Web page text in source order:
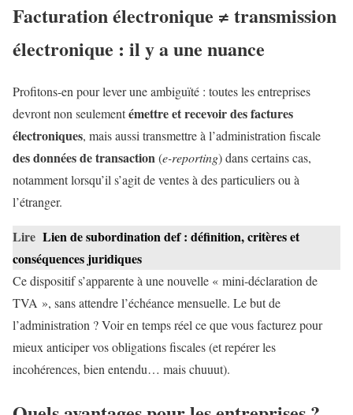
Facturation électronique ≠ transmission
électronique : il y a une nuance
Profitons-en pour lever une ambiguïté : toutes les entreprises
devront non seulementémettre et recevoir des factures
électroniques, mais aussi transmettre à l’administration fiscale
des données de transaction(e-reporting) dans certains cas,
notamment lorsqu’il s’agit de ventes à des particuliers ou à
l’étranger.
Lire Lien de subordination def : définition, critères et
conséquences juridiques
Ce dispositif s’apparente à une nouvelle « mini-déclaration de
TVA », sans attendre l’échéance mensuelle. Le but de
l’administration ? Voir en temps réel ce que vous facturez pour
mieux anticiper vos obligations fiscales (et repérer les
incohérences, bien entendu… mais chuuut).